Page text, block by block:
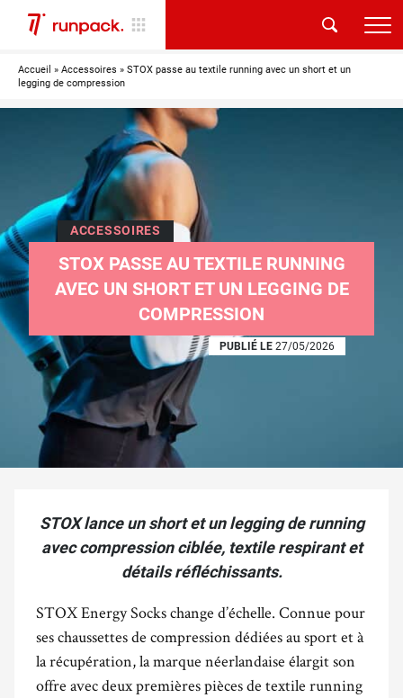
Accueil » Accessoires » STOX passe au textile running avec un short et un
legging de compression
ACCESSOIRES
STOX PASSE AU TEXTILE RUNNING
AVEC UN SHORT ET UN LEGGING DE
COMPRESSION
PUBLIÉ LE 27/05/2026
STOX lance un short et un legging de running
avec compression ciblée, textile respirant et
détails réfléchissants.
STOX Energy Socks change d’échelle. Connue pour
ses chaussettes de compression dédiées au sport et à
la récupération, la marque néerlandaise élargit son
offre avec deux premières pièces de textile running